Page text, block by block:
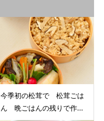
今季初の松茸で 松茸ごは
ん 晩ごはんの残りで作...